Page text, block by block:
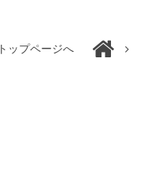
トップページへ